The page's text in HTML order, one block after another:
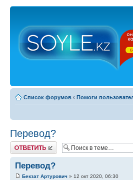
Список форумов ‹ Помоги
Перевод?
Ответить
Перевод?
Бекзат Артурович » 12 окт 2020, 06:30